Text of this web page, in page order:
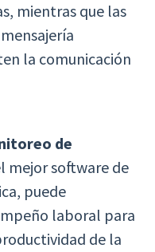
mientras que las
la comunicación
de
mejor software de
puede
laboral para
de la